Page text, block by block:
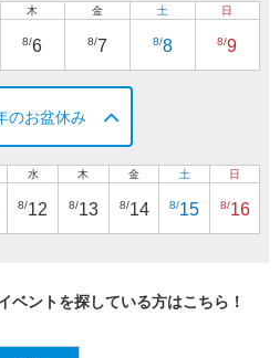
木
8/6
金
8/7
土
8/8
日
8/9
のお盆休み
水
8/12
木
8/13
金
8/14
土
8/15
日
8/16
ベントを探している方はこちら！